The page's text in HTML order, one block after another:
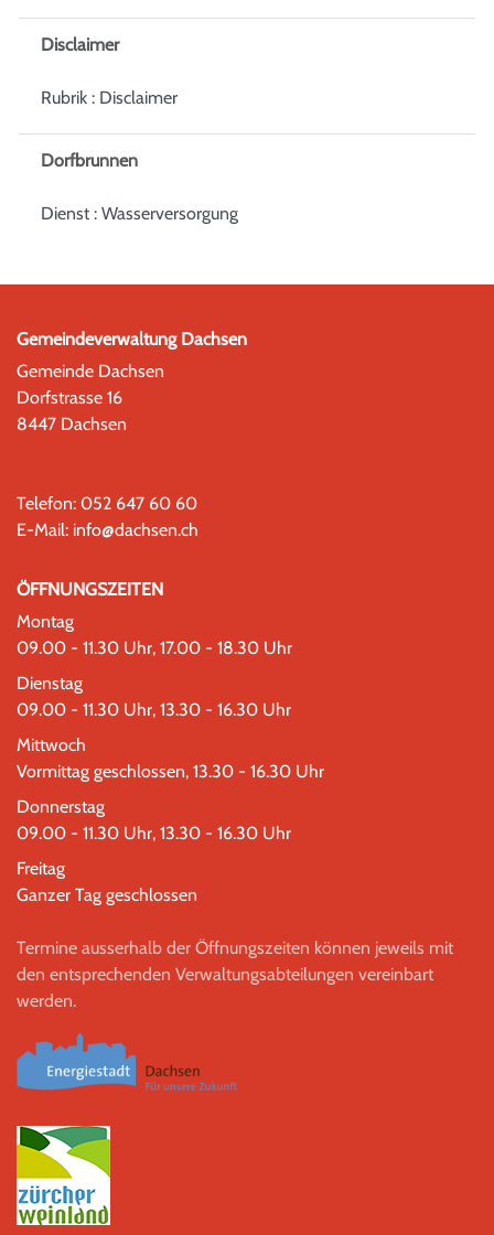
Disclaimer
Rubrik : Disclaimer
Dorfbrunnen
Dienst : Wasserversorgung
Gemeindeverwaltung Dachsen
Gemeinde Dachsen
Dorfstrasse 16
8447 Dachsen
Telefon: 052 647 60 60
E-Mail: info@dachsen.ch
ÖFFNUNGSZEITEN
Montag
09.00 - 11.30 Uhr, 17.00 - 18.30 Uhr
Dienstag
09.00 - 11.30 Uhr, 13.30 - 16.30 Uhr
Mittwoch
Vormittag geschlossen, 13.30 - 16.30 Uhr
Donnerstag
09.00 - 11.30 Uhr, 13.30 - 16.30 Uhr
Freitag
Ganzer Tag geschlossen
Termine ausserhalb der Öffnungszeiten können jeweils mit
den entsprechenden Verwaltungsabteilungen vereinbart
werden.